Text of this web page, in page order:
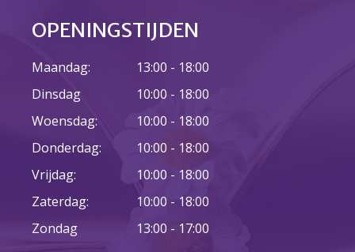
Vrijwilliger: Medewerker
Financiële Administratie
Summer Stories 2026
augustus 2026
juli 2026
OPENINGSTIJDEN
Maandag:
Dinsdag
Woensdag:
Donderdag:
Vrijdag:
Zaterdag:
Zondag
13:00 - 18:00
10:00 - 18:00
10:00 - 18:00
10:00 - 18:00
10:00 - 18:00
10:00 - 18:00
13:00 - 17:00